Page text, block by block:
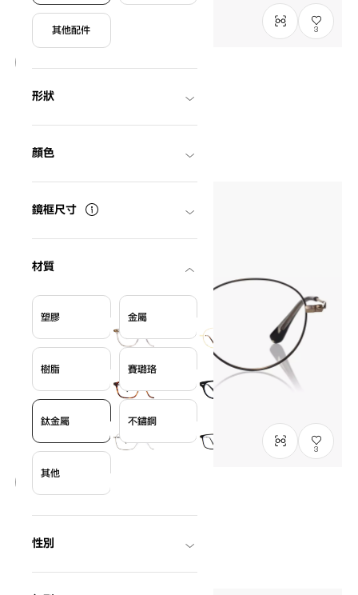
其他配件
形狀
顏色
鏡框尺寸
材質
塑膠 金屬
樹脂 賽璐珞
鈦金屬 不鏽鋼
其他
性別
3
Graph Belle
3
NT$3,790